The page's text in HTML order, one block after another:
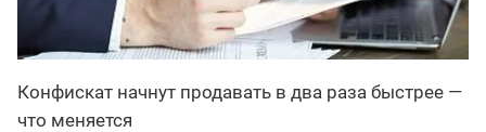
Конфискат начнут продавать в два раза быстрее —
что меняется